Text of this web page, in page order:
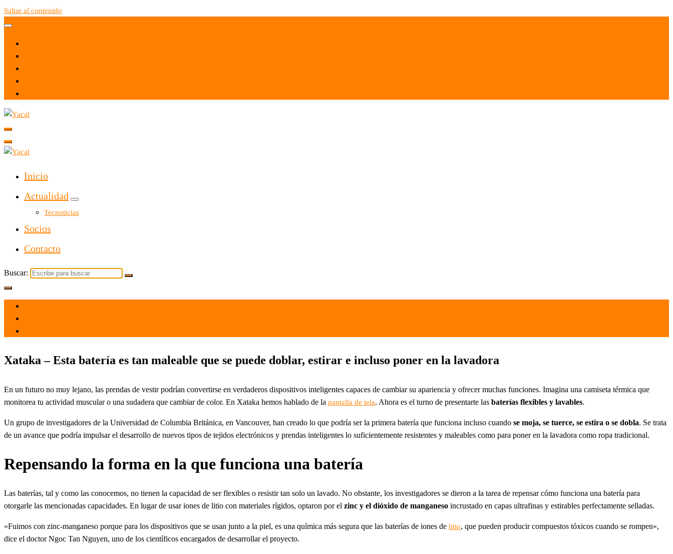
Saltar al contenido
Yacal micro hosting
Inicio
Actualidad
Tecnoticias
Socios
Contacto
Buscar:
Xataka – Esta batería es tan maleable que se puede doblar, estirar e incluso poner en la lavadora
En un futuro no muy lejano, las prendas de vestir podrían convertirse en verdaderos dispositivos inteligentes capaces de cambiar su apariencia y ofrecer muchas funciones. Imagina una camiseta térmica que
monitorea tu actividad muscular o una sudadera que cambiar de color. En Xataka hemos hablado de la pantalla de tela. Ahora es el turno de presentarte las baterías flexibles y lavables.
Un grupo de investigadores de la Universidad de Columbia Británica, en Vancouver, han creado lo que podría ser la primera batería que funciona incluso cuando se moja, se tuerce, se estira o se dobla. Se trata
de un avance que podría impulsar el desarrollo de nuevos tipos de tejidos electrónicos y prendas inteligentes lo suficientemente resistentes y maleables como para poner en la lavadora como ropa tradicional.
Repensando la forma en la que funciona una batería
Las baterías, tal y como las conocemos, no tienen la capacidad de ser flexibles o resistir tan solo un lavado. No obstante, los investigadores se dieron a la tarea de repensar cómo funciona una batería para
otorgarle las mencionadas capacidades. En lugar de usar iones de litio con materiales rígidos, optaron por el zinc y el dióxido de manganeso incrustado en capas ultrafinas y estirables perfectamente selladas.
«Fuimos con zinc-manganeso porque para los dispositivos que se usan junto a la piel, es una química más segura que las baterías de iones de litio, que pueden producir compuestos tóxicos cuando se rompen»,
dice el doctor Ngoc Tan Nguyen, uno de los científicos encargados de desarrollar el proyecto.